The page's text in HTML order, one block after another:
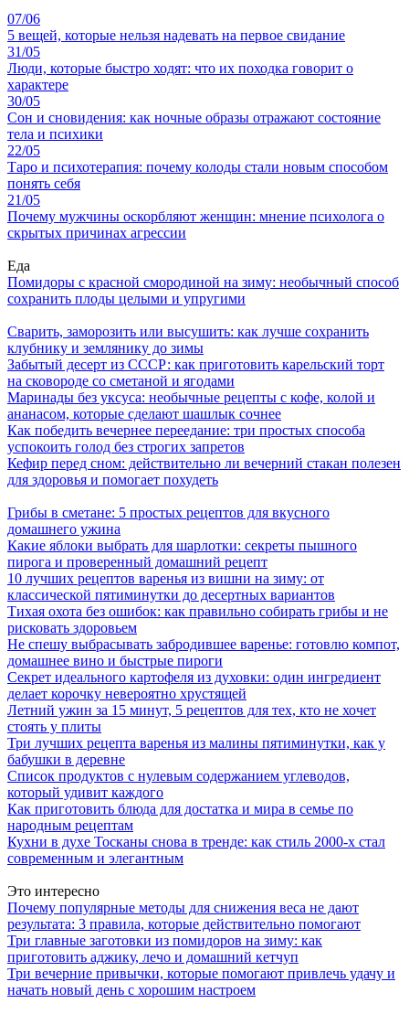
07/06
5 вещей, которые нельзя надевать на первое свидание
31/05
Люди, которые быстро ходят: что их походка говорит о
характере
30/05
Сон и сновидения: как ночные образы отражают состояние
тела и психики
22/05
Таро и психотерапия: почему колоды стали новым способом
понять себя
21/05
Почему мужчины оскорбляют женщин: мнение психолога о
скрытых причинах агрессии
Еда
Помидоры с красной смородиной на зиму: необычный способ
сохранить плоды целыми и упругими
Сварить, заморозить или высушить: как лучше сохранить
клубнику и землянику до зимы
Забытый десерт из СССР: как приготовить карельский торт
на сковороде со сметаной и ягодами
Маринады без уксуса: необычные рецепты с кофе, колой и
ананасом, которые сделают шашлык сочнее
Как победить вечернее переедание: три простых способа
успокоить голод без строгих запретов
Кефир перед сном: действительно ли вечерний стакан полезен
для здоровья и помогает похудеть
Грибы в сметане: 5 простых рецептов для вкусного
домашнего ужина
Какие яблоки выбрать для шарлотки: секреты пышного
пирога и проверенный домашний рецепт
10 лучших рецептов варенья из вишни на зиму: от
классической пятиминутки до десертных вариантов
Тихая охота без ошибок: как правильно собирать грибы и не
рисковать здоровьем
Не спешу выбрасывать забродившее варенье: готовлю компот,
домашнее вино и быстрые пироги
Секрет идеального картофеля из духовки: один ингредиент
делает корочку невероятно хрустящей
Летний ужин за 15 минут, 5 рецептов для тех, кто не хочет
стоять у плиты
Три лучших рецепта варенья из малины пятиминутки, как у
бабушки в деревне
Список продуктов с нулевым содержанием углеводов,
который удивит каждого
Как приготовить блюда для достатка и мира в семье по
народным рецептам
Кухни в духе Тосканы снова в тренде: как стиль 2000-х стал
современным и элегантным
Это интересно
Почему популярные методы для снижения веса не дают
результата: 3 правила, которые действительно помогают
Три главные заготовки из помидоров на зиму: как
приготовить аджику, лечо и домашний кетчуп
Три вечерние привычки, которые помогают привлечь удачу и
начать новый день с хорошим настроем